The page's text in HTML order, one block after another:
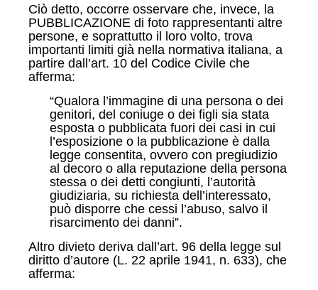
Ciò detto, occorre osservare che, invece, la
PUBBLICAZIONE di foto rappresentanti altre
persone, e soprattutto il loro volto, trova
importanti limiti già nella normativa italiana, a
partire dall’art. 10 del Codice Civile che
afferma:
“Qualora l’immagine di una persona o dei
genitori, del coniuge o dei figli sia stata
esposta o pubblicata fuori dei casi in cui
l’esposizione o la pubblicazione è dalla
legge consentita, ovvero con pregiudizio
al decoro o alla reputazione della persona
stessa o dei detti congiunti, l’autorità
giudiziaria, su richiesta dell’interessato,
può disporre che cessi l’abuso, salvo il
risarcimento dei danni”.
Altro divieto deriva dall’art. 96 della legge sul
diritto d’autore (L. 22 aprile 1941, n. 633), che
afferma: